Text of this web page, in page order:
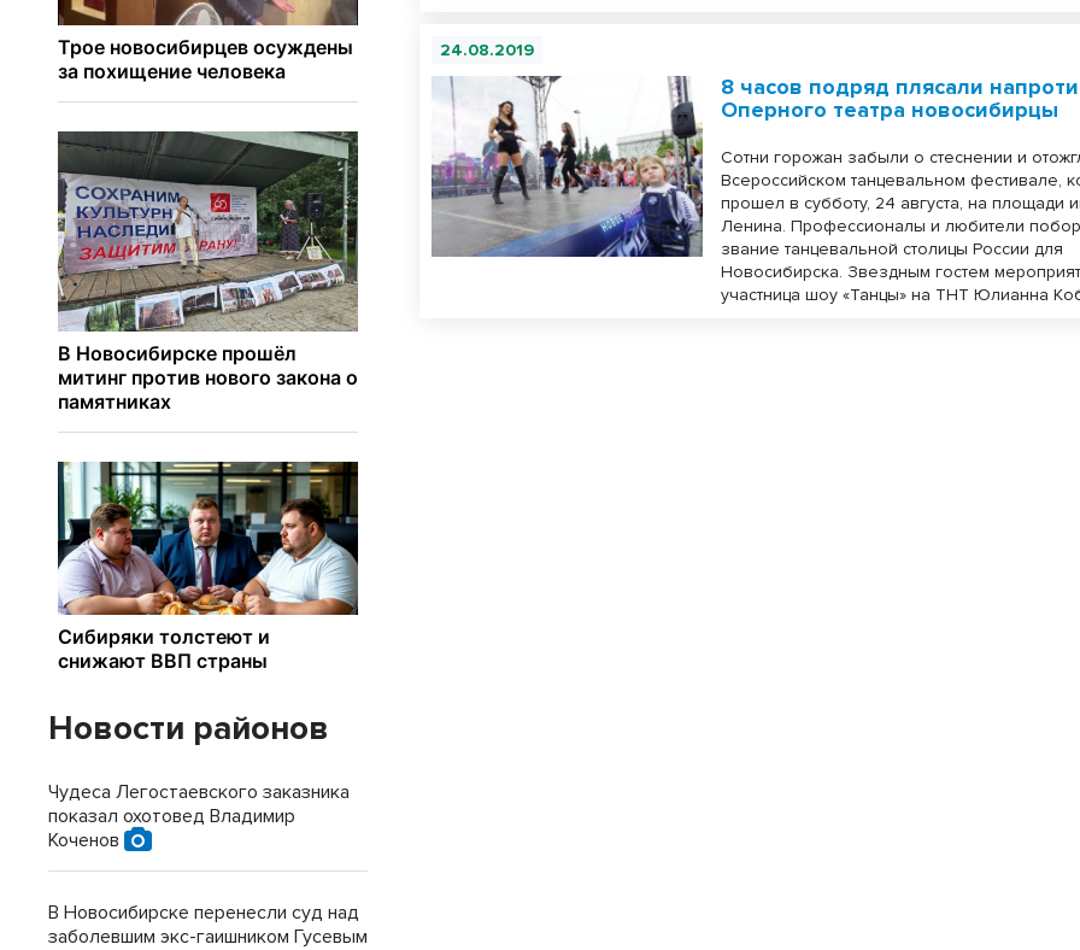
24.08.2019
8 часов подряд плясали
Оперного театра новосибирцы
Сотни горожан забыли о стеснении и
Всероссийском танцевальном фестивале,
прошел в субботу, 24 августа, на площади
Ленина. Профессионалы и любители
звание танцевальной столицы России для
Новосибирска. Звездным гостем
участница шоу «Танцы» на ТНТ Юлианна
Новости районов
Чудеса Легостаевского заказника
показал охотовед Владимир
Коченов
В Новосибирске перенесли суд над
заболевшим экс-гаишником Гусевым